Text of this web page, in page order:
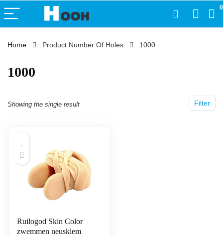
0
Home Product Number Of Holes ‎1000
‎1000
Filter
Showing the single result
Ruilogod Skin Color
zwemmen neusklem